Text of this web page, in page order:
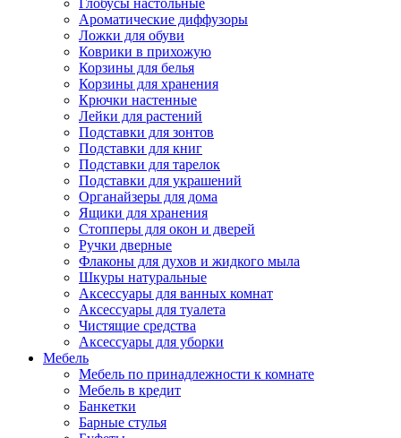
Глобусы настольные
Ароматические диффузоры
Ложки для обуви
Коврики в прихожую
Корзины для белья
Корзины для хранения
Крючки настенные
Лейки для растений
Подставки для зонтов
Подставки для книг
Подставки для тарелок
Подставки для украшений
Органайзеры для дома
Ящики для хранения
Стопперы для окон и дверей
Ручки дверные
Флаконы для духов и жидкого мыла
Шкуры натуральные
Аксессуары для ванных комнат
Аксессуары для туалета
Чистящие средства
Аксессуары для уборки
Мебель
Мебель по принадлежности к комнате
Мебель в кредит
Банкетки
Барные стулья